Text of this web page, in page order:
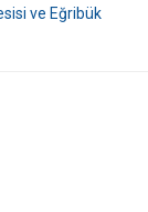
ve Eğribük